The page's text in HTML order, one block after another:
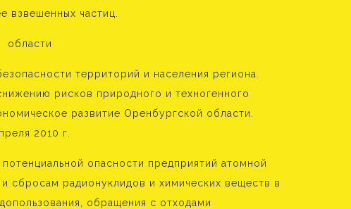
взвешенных частиц.
территорий и населения региона.
рисков природного и техногенного
развитие Оренбургской области.
2010 г.
опасности предприятий атомной
сбросам радионуклидов и химических веществ в
обращения с отходами